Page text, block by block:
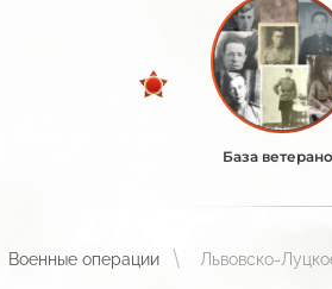
База
Военные операции Львовско-